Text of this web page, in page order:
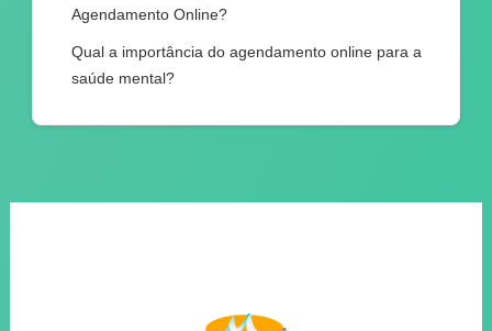
Agendamento Online?
Qual a importância do agendamento online para a
saúde mental?